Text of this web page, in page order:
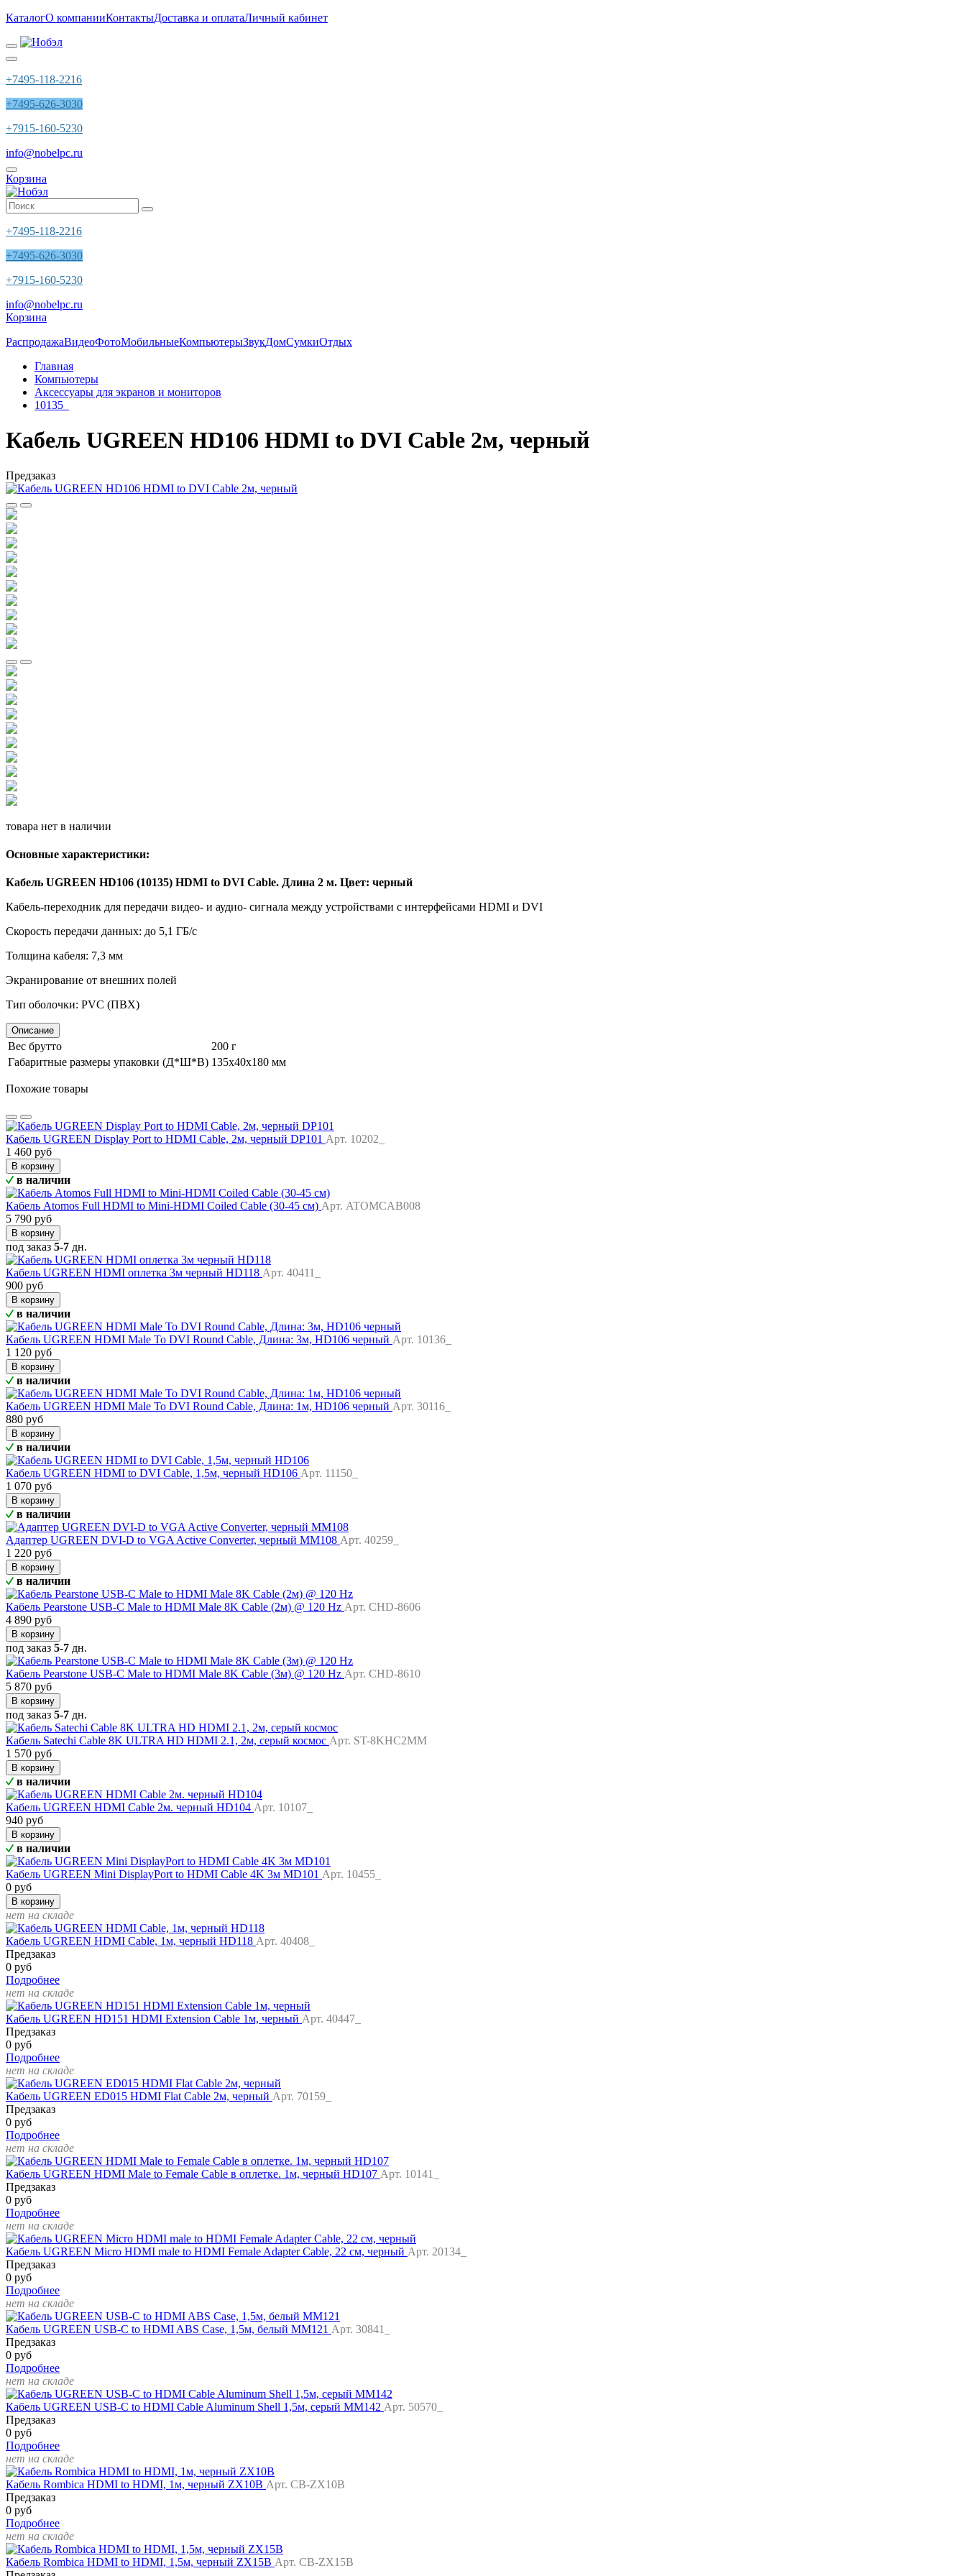
КаталогО компанииКонтактыДоставка и оплатаЛичный кабинет
+7495-118-2216
+7495-626-3030
+7915-160-5230
info@nobelpc.ru
Корзина
+7495-118-2216
+7495-626-3030
+7915-160-5230
info@nobelpc.ru
Корзина
РаспродажаВидеоФотоМобильныеКомпьютерыЗвукДомСумкиОтдых
Главная
Компьютеры
Аксессуары для экранов и мониторов
10135_
Кабель UGREEN HD106 HDMI to DVI Cable 2м, черный
Предзаказ
товара нет в наличии
Основные характеристики:
Кабель UGREEN HD106 (10135) HDMI to DVI Cable. Длина 2 м. Цвет: черный
Кабель-переходник для передачи видео- и аудио- сигнала между устройствами с интерфейсами HDMI и DVI
Скорость передачи данных: до 5,1 ГБ/с
Толщина кабеля: 7,3 мм
Экранирование от внешних полей
Тип оболочки: PVC (ПВХ)
Описание
Вес брутто
200 г
Габаритные размеры упаковки (Д*Ш*В) 135х40х180 мм
Похожие товары
Кабель UGREEN Display Port to HDMI Cable, 2м, черный DP101 Арт. 10202_
1 460 руб
В корзину
в наличии
Кабель Atomos Full HDMI to Mini-HDMI Coiled Cable (30-45 см) Арт. ATOMCAB008
5 790 руб
В корзину
под заказ 5-7 дн.
Кабель UGREEN HDMI оплетка 3м черный HD118 Арт. 40411_
900 руб
В корзину
в наличии
Кабель UGREEN HDMI Male To DVI Round Cable, Длина: 3м, HD106 черный Арт. 10136_
1 120 руб
В корзину
в наличии
Кабель UGREEN HDMI Male To DVI Round Cable, Длина: 1м, HD106 черный Арт. 30116_
880 руб
В корзину
в наличии
Кабель UGREEN HDMI to DVI Cable, 1,5м, черный HD106 Арт. 11150_
1 070 руб
В корзину
в наличии
Адаптер UGREEN DVI-D to VGA Active Converter, черный MM108 Арт. 40259_
1 220 руб
В корзину
в наличии
Кабель Pearstone USB-C Male to HDMI Male 8K Cable (2м) @ 120 Hz Арт. CHD-8606
4 890 руб
В корзину
под заказ 5-7 дн.
Кабель Pearstone USB-C Male to HDMI Male 8K Cable (3м) @ 120 Hz Арт. CHD-8610
5 870 руб
В корзину
под заказ 5-7 дн.
Кабель Satechi Cable 8K ULTRA HD HDMI 2.1, 2м, серый космос Арт. ST-8KHC2MM
1 570 руб
В корзину
в наличии
Кабель UGREEN HDMI Cable 2м. черный HD104 Арт. 10107_
940 руб
В корзину
в наличии
Кабель UGREEN Mini DisplayPort to HDMI Cable 4K 3м MD101 Арт. 10455_
0 руб
В корзину
нет на складе
Кабель UGREEN HDMI Cable, 1м, черный HD118 Арт. 40408_
Предзаказ
0 руб
Подробнее
нет на складе
Кабель UGREEN HD151 HDMI Extension Cable 1м, черный Арт. 40447_
Предзаказ
0 руб
Подробнее
нет на складе
Кабель UGREEN ED015 HDMI Flat Cable 2м, черный Арт. 70159_
Предзаказ
0 руб
Подробнее
нет на складе
Кабель UGREEN HDMI Male to Female Cable в оплетке. 1м, черный HD107 Арт. 10141_
Предзаказ
0 руб
Подробнее
нет на складе
Кабель UGREEN Micro HDMI male to HDMI Female Adapter Cable, 22 см, черный Арт. 20134_
Предзаказ
0 руб
Подробнее
нет на складе
Кабель UGREEN USB-C to HDMI ABS Case, 1,5м, белый MM121 Арт. 30841_
Предзаказ
0 руб
Подробнее
нет на складе
Кабель UGREEN USB-C to HDMI Cable Aluminum Shell 1,5м, серый MM142 Арт. 50570_
Предзаказ
0 руб
Подробнее
нет на складе
Кабель Rombica HDMI to HDMI, 1м, черный ZX10B Арт. CB-ZX10B
Предзаказ
0 руб
Подробнее
нет на складе
Кабель Rombica HDMI to HDMI, 1,5м, черный ZX15B Арт. CB-ZX15B